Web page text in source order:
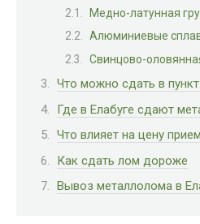
Медно-латунная
Алюминиевые
Свинцово-
Что можно сдать в
Где в Елабуге сдают
Что влияет на цену
Как сдать лом дороже
Вывоз металлолома в